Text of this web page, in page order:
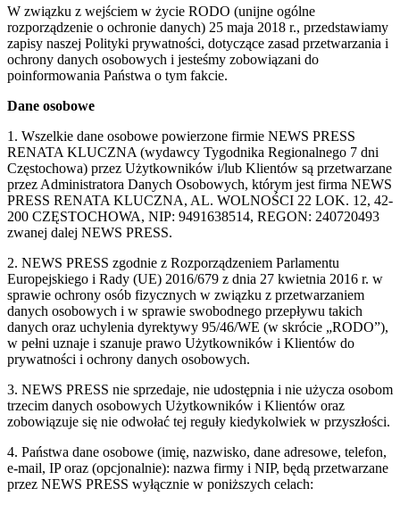
W związku z wejściem w życie RODO (unijne ogólne
rozporządzenie o ochronie danych) 25 maja 2018 r., przedstawiamy
zapisy naszej Polityki prywatności, dotyczące zasad przetwarzania i
ochrony danych osobowych i jesteśmy zobowiązani do
poinformowania Państwa o tym fakcie.
Dane osobowe
1. Wszelkie dane osobowe powierzone firmie NEWS PRESS
RENATA KLUCZNA (wydawcy Tygodnika Regionalnego 7 dni
Częstochowa) przez Użytkowników i/lub Klientów są przetwarzane
przez Administratora Danych Osobowych, którym jest firma NEWS
PRESS RENATA KLUCZNA, AL. WOLNOŚCI 22 LOK. 12, 42-
200 CZĘSTOCHOWA, NIP: 9491638514, REGON: 240720493
zwanej dalej NEWS PRESS.
2. NEWS PRESS zgodnie z Rozporządzeniem Parlamentu
Europejskiego i Rady (UE) 2016/679 z dnia 27 kwietnia 2016 r. w
sprawie ochrony osób fizycznych w związku z przetwarzaniem
danych osobowych i w sprawie swobodnego przepływu takich
danych oraz uchylenia dyrektywy 95/46/WE (w skrócie „RODO”),
w pełni uznaje i szanuje prawo Użytkowników i Klientów do
prywatności i ochrony danych osobowych.
3. NEWS PRESS nie sprzedaje, nie udostępnia i nie użycza osobom
trzecim danych osobowych Użytkowników i Klientów oraz
zobowiązuje się nie odwołać tej reguły kiedykolwiek w przyszłości.
4. Państwa dane osobowe (imię, nazwisko, dane adresowe, telefon,
e-mail, IP oraz (opcjonalnie): nazwa firmy i NIP, będą przetwarzane
przez NEWS PRESS wyłącznie w poniższych celach: